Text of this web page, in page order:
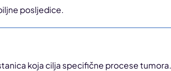
posljedice.
koja cilja specifične procese tumora.